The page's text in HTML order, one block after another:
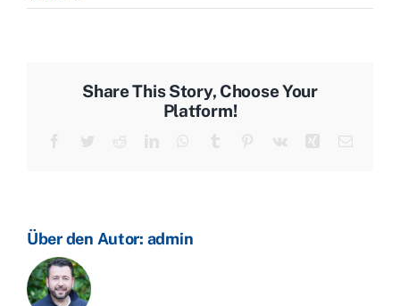
Iran-
oder
Share This Story, Choose Your
Platform!
Über den Autor: admin